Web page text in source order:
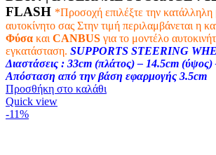
FLASH *Προσοχή επιλέξτε την κατάλληλη
αυτοκίνητο σας Στην τιμή περιλαμβάνεται η
Φύσα και CANBUS για το μοντέλο
εγκατάσταση. SUPPORTS STEERING
Διαστάσεις : 33cm (πλάτος) – 14.5cm
Απόσταση από την βάση εφαρμογής 3.5cm
Προσθήκη στο καλάθι
Quick view
-11%